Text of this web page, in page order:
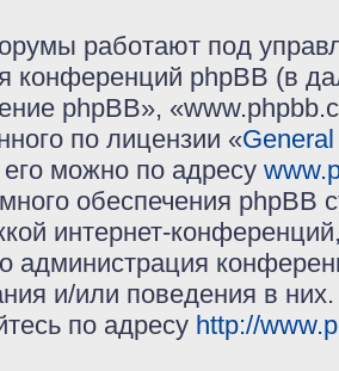
работают под
конференций phpBB (в
phpBB»,
по лицензии «
его можно по адресу
обеспечения phpBB
интернет-
администрация
и/или поведения в
по адресу http://